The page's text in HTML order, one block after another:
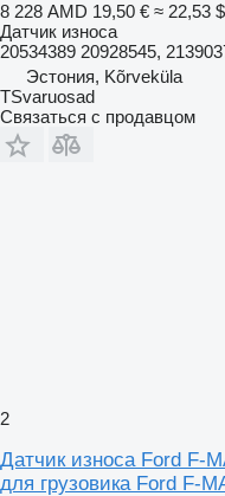
8 228 AMD 19,50 € ≈ 22,53 $
Датчик износа
20534389 20928545,
Эстония, Kõrveküla
TSvaruosad
Связаться с продавцом
2
Датчик износа Ford F-
для грузовика Ford F-